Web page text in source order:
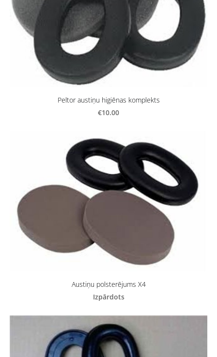
Peltor austiņu higiēnas komplekts
€10.00
Austiņu polsterējums X4
Izpārdots